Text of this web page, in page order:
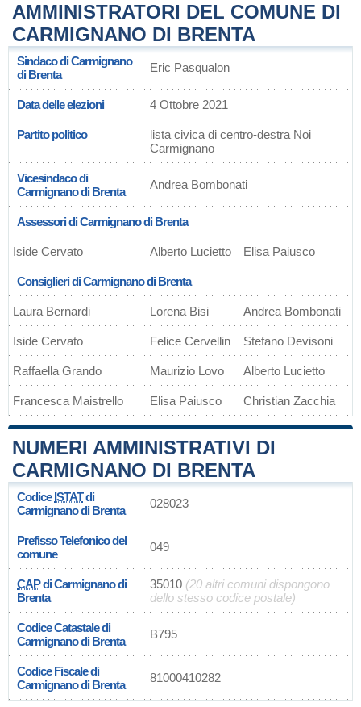
AMMINISTRATORI DEL COMUNE DI
CARMIGNANO DI BRENTA
Sindaco di Carmignano
di Brenta
Eric Pasqualon
Data delle elezioni 4 Ottobre 2021
Partito politico
lista civica di centro-destra Noi
Carmignano
Vicesindaco di
Carmignano di Brenta
Andrea Bombonati
Assessori di Carmignano di Brenta
Iside Cervato Alberto Lucietto Elisa Paiusco
Consiglieri di Carmignano di Brenta
Laura Bernardi Lorena Bisi Andrea Bombonati
Iside Cervato Felice Cervellin Stefano Devisoni
Raffaella Grando Maurizio Lovo Alberto Lucietto
Francesca Maistrello Elisa Paiusco Christian Zacchia
NUMERI AMMINISTRATIVI DI
CARMIGNANO DI BRENTA
CodiceISTATdi
Carmignano di Brenta
028023
Prefisso Telefonico del
comune
049
CAPdi Carmignano di
Brenta
35010 (20 altri comuni dispongono
dello stesso codice postale)
Codice Catastale di
Carmignano di Brenta
B795
Codice Fiscale di
Carmignano di Brenta
81000410282